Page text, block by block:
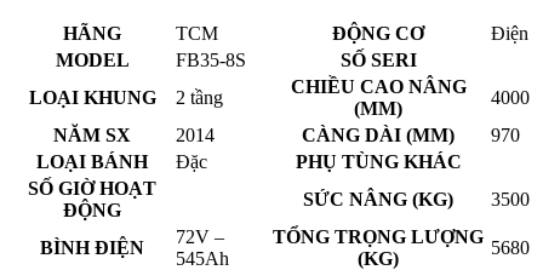
HÃNG TCM ĐỘNG CƠ
Điện
MODEL
FB35-8S
SỐ SERI
LOẠI KHUNG
2 tầng
CHIỀU CAO NÂNG
(MM)
4000
NĂM SX
2014 CÀNG DÀI (MM)
970
LOẠI BÁNH
Đặc
PHỤ TÙNG KHÁC
SỐ GIỜ HOẠT
ĐỘNG
SỨC NÂNG (KG) 3500
BÌNH ĐIỆN
72V –
545Ah
TỔNG TRỌNG LƯỢNG
(KG)
5680